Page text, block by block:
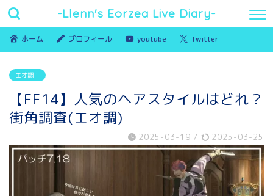
-Llenn's Eorzea Live Diary-
ホーム プロフィール youtube Twitter
エオ調！
【FF14】人気のヘアスタイルはどれ？
街角調査(エオ調)
2025-03-19 / 2025-03-25